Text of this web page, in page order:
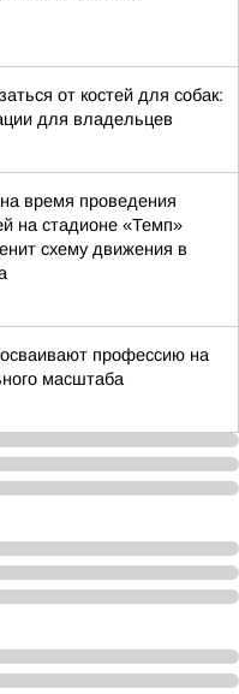
от костей для собак:
для владельцев
время проведения
на стадионе «Темп»
схему движения в
профессию на
масштаба